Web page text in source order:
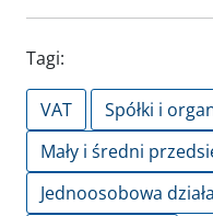
Tagi:
VAT Spółki i
Mały i średni
Jednoosobowa